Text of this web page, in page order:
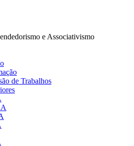
e Associativismo
de Trabalhos